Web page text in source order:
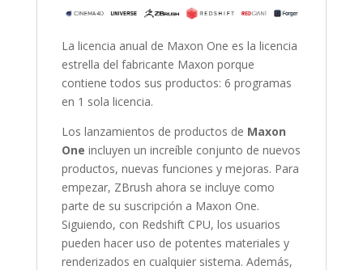
La licencia anual de Maxon One es la licencia
estrella del fabricante Maxon porque
contiene todos sus productos: 6 programas
en 1 sola licencia.
Los lanzamientos de productos de Maxon
One incluyen un increíble conjunto de nuevos
productos, nuevas funciones y mejoras. Para
empezar, ZBrush ahora se incluye como
parte de su suscripción a Maxon One.
Siguiendo, con Redshift CPU, los usuarios
pueden hacer uso de potentes materiales y
renderizados en cualquier sistema. Además,